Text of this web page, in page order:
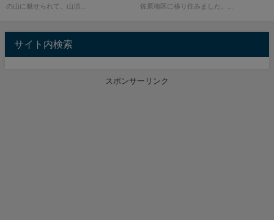
の山に魅せられて、山頂...
佐原地区に移り住みました。...
サイト内検索
スポンサーリンク